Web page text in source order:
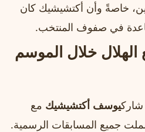
خاصةً وأن أكتشيشيك كان
في صفوف المنتخب.
خلال الموسم
يوسف أكتشيشيك مع
شملت جميع المسابقات الرسمية.